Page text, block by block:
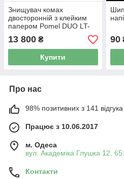
Знищувач комах
двосторонній з клейким
папером Pomel DUO LT-
60
13 800 ₴
Купити
90
Про нас
98% позитивних з 141 відгука
Працює з 10.06.2017
м. Одеса
вул. Академіка Глушка 12,
Контакти